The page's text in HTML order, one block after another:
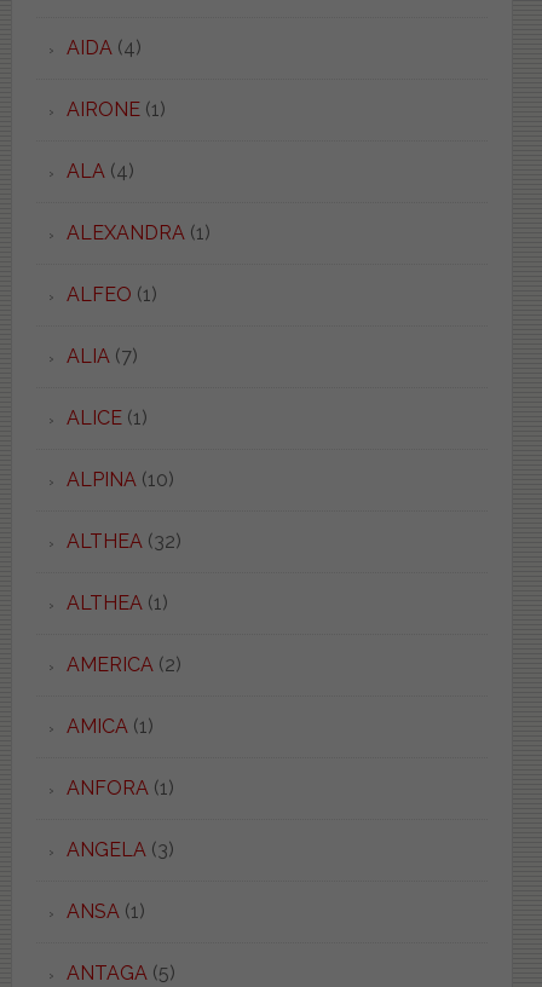
AIDA(4)
AIRONE(1)
ALA(4)
ALEXANDRA(1)
ALFEO (1)
ALIA(7)
ALICE(1)
ALPINA(10)
ALTHEA(32)
ALTHEA(1)
AMERICA(2)
AMICA(1)
ANFORA(1)
ANGELA(3)
ANSA(1)
ANTAGA(5)